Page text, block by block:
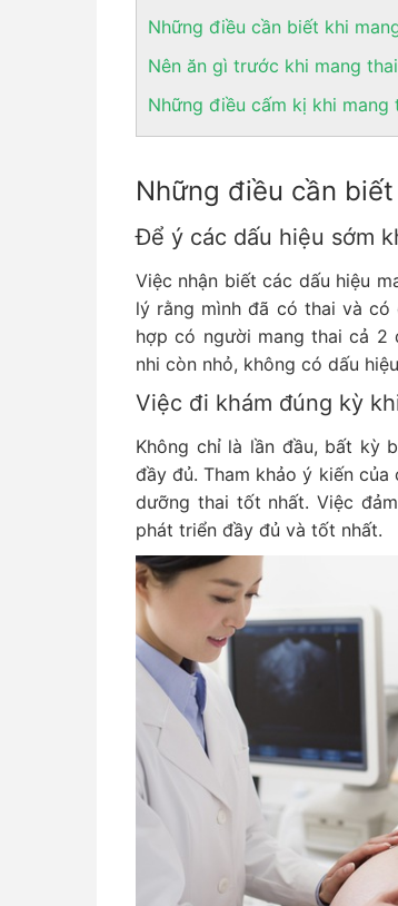
Những điều cần biết khi
Nên ăn gì trước khi mang
Những điều cấm kị khi mang
Những điều cần
Để ý các dấu hiệu sớm
Việc nhận biết các dấu hiệu
lý rằng mình đã có thai và có
hợp có người mang thai cả 2
nhi còn nhỏ, không có dấu
Việc đi khám đúng kỳ
Không chỉ là lần đầu, bất kỳ
đầy đủ. Tham khảo ý kiến
dưỡng thai tốt nhất. Việc
phát triển đầy đủ và tốt nhất.